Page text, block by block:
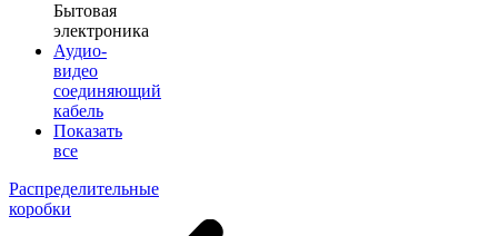
Бытовая
электроника
Аудио-
видео
соединяющий
кабель
Показать
все
Распределительные
коробки